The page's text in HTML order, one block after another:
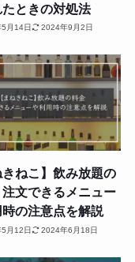
ときの対処法
月14日 2024年9月2日
きねこ】飲み放題の
文できるメニュー
の注意点を解説
月12日 2024年6月18日